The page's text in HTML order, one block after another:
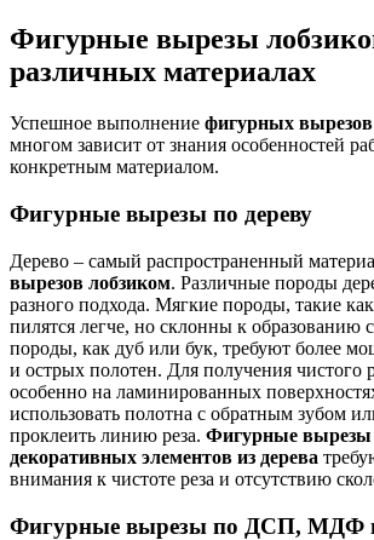
Фигурные вырезы
различных материалах
Успешное выполнение фигурных
многом зависит от знания особенностей
конкретным материалом.
Фигурные вырезы по дереву
Дерево – самый распространенный
вырезов лобзиком. Различные породы
разного подхода. Мягкие породы, такие
пилятся легче, но склонны к образованию
породы, как дуб или бук, требуют более
и острых полотен. Для получения чистого
особенно на ламинированных
использовать полотна с обратным зубом
проклеить линию реза. Фигурные вырезы
декоративных элементов из дерева
внимания к чистоте реза и отсутствию
Фигурные вырезы по ДСП, МДФ